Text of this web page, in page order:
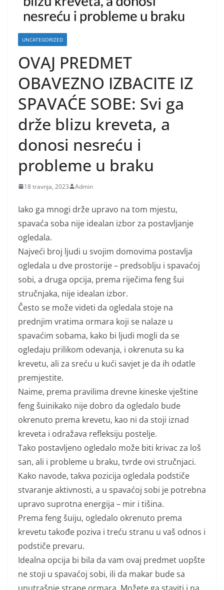
UNCATEGORIZED
OVAJ PREDMET
OBAVEZNO IZBACITE IZ
SPAVAĆE SOBE: Svi ga
drže blizu kreveta, a
donosi nesreću i
probleme u braku
18 travnja, 2023 Admin
Iako ga mnogi drže upravo na tom mjestu,
spavaća soba nije idealan izbor za postavljanje
ogledala.
Najveći broj ljudi u svojim domovima postavlja
ogledala u dve prostorije – predsoblju i spavaćoj
sobi, a druga opcija, prema riječima feng šui
stručnjaka, nije idealan izbor.
Često se može videti da ogledala stoje na
prednjim vratima ormara koji se nalaze u
spavaćim sobama, kako bi ljudi mogli da se
ogledaju prilikom odevanja, i okrenuta su ka
krevetu, ali za sreću u kući savjet je da ih odatle
premjestite.
Naime, prema pravilima drevne kineske vještine
feng šuinikako nije dobro da ogledalo bude
okrenuto prema krevetu, kao ni da stoji iznad
kreveta i odražava refleksiju postelje.
Tako postavljeno ogledalo može biti krivac za loš
san, ali i probleme u braku, tvrde ovi stručnjaci.
Kako navode, takva pozicija ogledala podstiče
stvaranje aktivnosti, a u spavaćoj sobi je potrebna
upravo suprotna energija – mir i tišina.
Prema feng šuiju, ogledalo okrenuto prema
krevetu takođe poziva i treću stranu u vaš odnos i
podstiče prevaru.
Idealna opcija bi bila da vam ovaj predmet uopšte
ne stoji u spavaćoj sobi, ili da makar bude sa